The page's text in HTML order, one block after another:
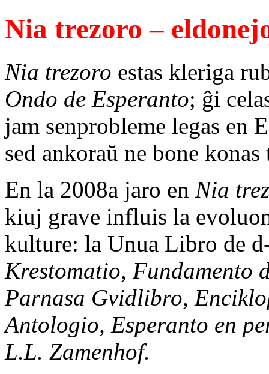
Nia trezoro –
Nia trezoro estas kleriga
Ondo de Esperanto; ĝi
jam senprobleme legas en
sed ankoraŭ ne bone
En la 2008a jaro en Nia
kiuj grave influis la
kulture: la Unua Libro de
Krestomatio, Fundamento
Parnasa Gvidlibro,
Antologio, Esperanto en
L.L. Zamenhof.